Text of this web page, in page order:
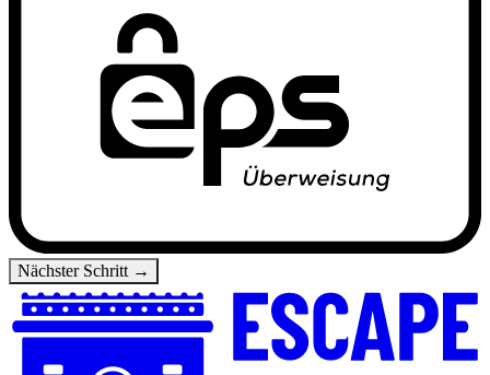
Nächster Schritt →